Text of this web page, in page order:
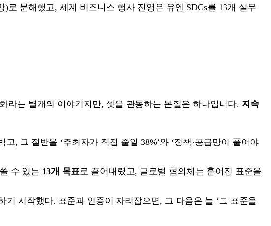
)로 분해했고, 세계 비즈니스 행사 진영은 유엔 SDGs를 13개 실무
라는 별개의 이야기지만, 셋을 관통하는 본질은 하나입니다. 지속
, 그 절반을 ‘주최자가 직접 줄일 38%’와 ‘정책·공급망이 풀어야
수 있는 13개 목표 로 끌어내렸고, 글로벌 협의체는 흩어진 표준을
시작했다. 표준과 인증이 자리잡으면, 그 다음은 늘 ‘그 표준을